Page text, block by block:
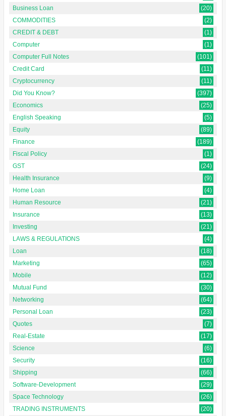
Business Loan
(20)
COMMODITIES
(2)
CREDIT & DEBT
(1)
Computer
(1)
Computer Full Notes
(101)
Credit Card
(11)
Cryptocurrency
(11)
Did You Know?
(397)
Economics
(25)
English Speaking
(5)
Equity
(89)
Finance
(189)
Fiscal Policy
(1)
GST
(24)
Health Insurance
(9)
Home Loan
(4)
Human Resource
(21)
Insurance
(13)
Investing
(21)
LAWS & REGULATIONS
(4)
Loan
(18)
Marketing
(65)
Mobile
(12)
Mutual Fund
(30)
Networking
(64)
Personal Loan
(23)
Quotes
(7)
Real-Estate
(17)
Science
(6)
Security
(16)
Shipping
(66)
Software-Development
(29)
Space Technology
(26)
TRADING INSTRUMENTS
(20)